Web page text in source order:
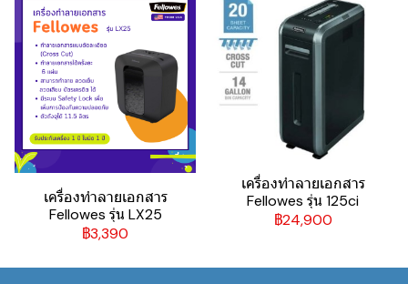
เครื่องทำลายเอกสาร
Fellowes รุ่น LX25
฿3,390
เครื่องทำลายเอกสาร
Fellowes รุ่น 125ci
฿24,900